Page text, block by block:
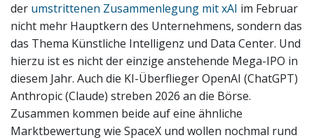
der umstrittenen Zusammenlegung mit xAI im Februar
nicht mehr Hauptkern des Unternehmens, sondern das
das Thema Künstliche Intelligenz und Data Center. Und
hierzu ist es nicht der einzige anstehende Mega-IPO in
diesem Jahr. Auch die KI-Überflieger OpenAI (ChatGPT)
Anthropic (Claude) streben 2026 an die Börse.
Zusammen kommen beide auf eine ähnliche
Marktbewertung wie SpaceX und wollen nochmal rund